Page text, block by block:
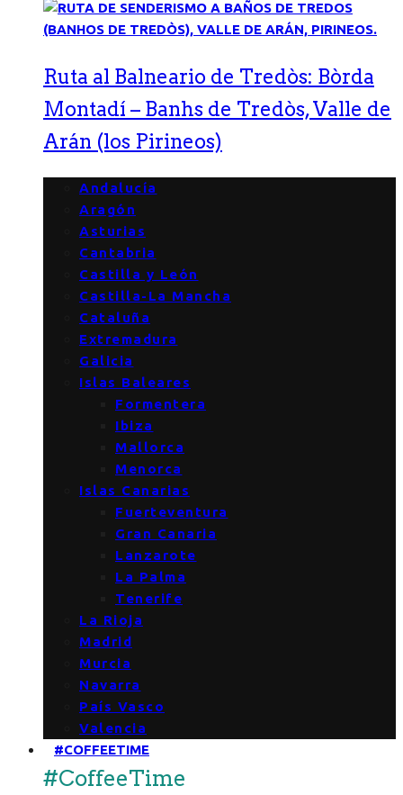
Ruta al Balneario de Tredòs: Bòrda
Montadí – Banhs de Tredòs, Valle de
Arán (los Pirineos)
Andalucía
Aragón
Asturias
Cantabria
Castilla y León
Castilla-La Mancha
Cataluña
Extremadura
Galicia
Islas Baleares
Formentera
Ibiza
Mallorca
Menorca
Islas Canarias
Fuerteventura
Gran Canaria
Lanzarote
La Palma
Tenerife
La Rioja
Madrid
Murcia
Navarra
País Vasco
Valencia
#COFFEETIME
#CoffeeTime